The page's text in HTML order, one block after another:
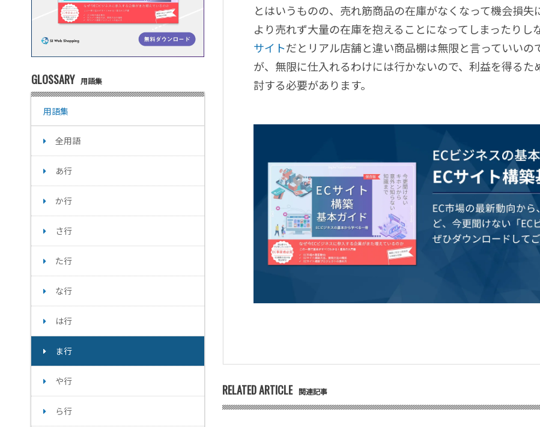
GLOSSARY 用語集
用語集
全用語
あ行
か行
さ行
た行
な行
は行
ま行
や行
ら行
とはいうものの、売れ筋商品の在庫がなくなって機会損
より売れず大量の在庫を抱えることになってしまったりし
サイトだとリアル店舗と違い商品棚は無限と言っていい
が、無限に仕入れるわけには行かないので、利益を得る
討する必要があります。
RELATED ARTICLE 関連記事